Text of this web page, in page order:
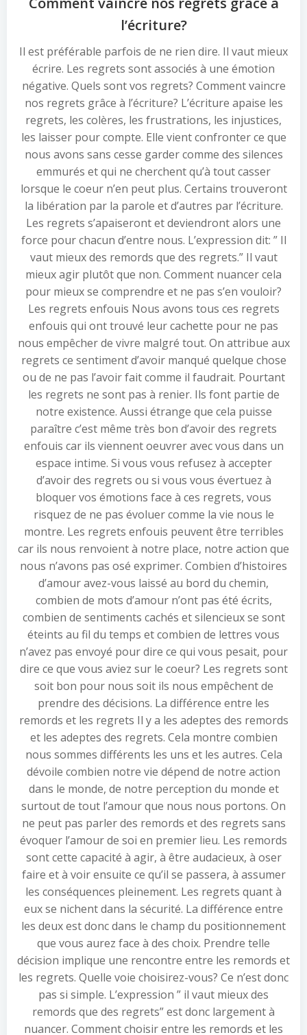
l’écriture?
Il est préférable parfois de ne rien dire. Il vaut mieux
écrire. Les regrets sont associés à une émotion
négative. Quels sont vos regrets? Comment vaincre
nos regrets grâce à l’écriture? L’écriture apaise les
regrets, les colères, les frustrations, les injustices,
les laisser pour compte. Elle vient confronter ce que
nous avons sans cesse garder comme des silences
emmurés et qui ne cherchent qu’à tout casser
lorsque le coeur n’en peut plus. Certains trouveront
la libération par la parole et d’autres par l’écriture.
Les regrets s’apaiseront et deviendront alors une
force pour chacun d’entre nous. L’expression dit: ” Il
vaut mieux des remords que des regrets.” Il vaut
mieux agir plutôt que non. Comment nuancer cela
pour mieux se comprendre et ne pas s’en vouloir?
Les regrets enfouis Nous avons tous ces regrets
enfouis qui ont trouvé leur cachette pour ne pas
nous empêcher de vivre malgré tout. On attribue aux
regrets ce sentiment d’avoir manqué quelque chose
ou de ne pas l’avoir fait comme il faudrait. Pourtant
les regrets ne sont pas à renier. Ils font partie de
notre existence. Aussi étrange que cela puisse
paraître c’est même très bon d’avoir des regrets
enfouis car ils viennent oeuvrer avec vous dans un
espace intime. Si vous vous refusez à accepter
d’avoir des regrets ou si vous vous évertuez à
bloquer vos émotions face à ces regrets, vous
risquez de ne pas évoluer comme la vie nous le
montre. Les regrets enfouis peuvent être terribles
car ils nous renvoient à notre place, notre action que
nous n’avons pas osé exprimer. Combien d’histoires
d’amour avez-vous laissé au bord du chemin,
combien de mots d’amour n’ont pas été écrits,
combien de sentiments cachés et silencieux se sont
éteints au fil du temps et combien de lettres vous
n’avez pas envoyé pour dire ce qui vous pesait, pour
dire ce que vous aviez sur le coeur? Les regrets sont
soit bon pour nous soit ils nous empêchent de
prendre des décisions. La différence entre les
remords et les regrets Il y a les adeptes des remords
et les adeptes des regrets. Cela montre combien
nous sommes différents les uns et les autres. Cela
dévoile combien notre vie dépend de notre action
dans le monde, de notre perception du monde et
surtout de tout l’amour que nous nous portons. On
ne peut pas parler des remords et des regrets sans
évoquer l’amour de soi en premier lieu. Les remords
sont cette capacité à agir, à être audacieux, à oser
faire et à voir ensuite ce qu’il se passera, à assumer
les conséquences pleinement. Les regrets quant à
eux se nichent dans la sécurité. La différence entre
les deux est donc dans le champ du positionnement
que vous aurez face à des choix. Prendre telle
décision implique une rencontre entre les remords et
les regrets. Quelle voie choisirez-vous? Ce n’est donc
pas si simple. L’expression ” il vaut mieux des
remords que des regrets” est donc largement à
nuancer. Comment choisir entre les remords et les